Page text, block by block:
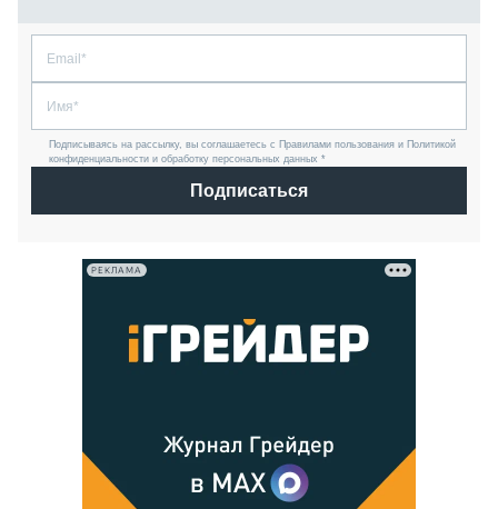
Подписываясь на рассылку, вы соглашаетесь с Правилами пользования и Политикой
конфиденциальности и обработку персональных данных *
Подписаться
РЕКЛАМА